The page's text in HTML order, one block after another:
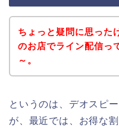
ちょっと疑問に思った
のお店でライン配信っ
～。
というのは、デオスピ
が、最近では、お得な